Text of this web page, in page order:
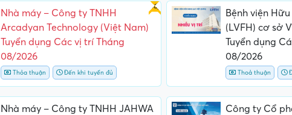
Gấp
Nhà máy – Công ty TNHH
Arcadyan Technology (Việt Nam)
Tuyển dụng Các vị trí Tháng
08/2026
Thỏa thuận Đến khi tuyển đủ
Bệnh viện
(LVFH) cơ sở
Tuyển dụng
08/2026
Thoả thuận
Nhà máy – Công ty TNHH JAHWA
Công ty Cổ